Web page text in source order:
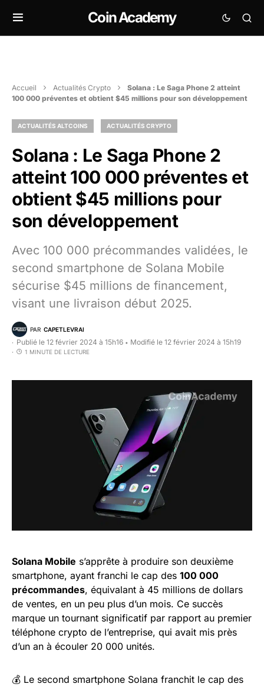
Coin Academy
Accueil Actualités Crypto
Solana : Le Saga Phone 2 atteint
100 000 préventes et obtient $45 millions pour son développement
ACTUALITÉS ALTCOINS ACTUALITÉS CRYPTO
Solana : Le Saga Phone 2
atteint 100 000 préventes et
obtient $45 millions pour
son développement
Avec 100 000 précommandes validées, le
second smartphone de Solana Mobile
sécurise $45 millions de financement,
visant une livraison début 2025.
PAR CAPETLEVRAI
Publié le 12 février 2024 à 15h16 • Modifié le 12 février 2024 à 15h19
1 MINUTE DE LECTURE
Solana Mobile s’apprête à produire son deuxième
smartphone, ayant franchi le cap des 100 000
précommandes, équivalant à 45 millions de dollars
de ventes, en un peu plus d’un mois. Ce succès
marque un tournant significatif par rapport au premier
téléphone crypto de l’entreprise, qui avait mis près
d’un an à écouler 20 000 unités.
💰 Le second smartphone Solana franchit le cap des